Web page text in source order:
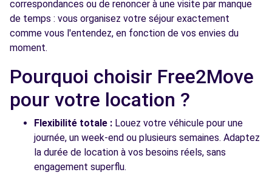
Voir l'agence
Free2move Rent - AUTOBERNARD ISERE -
EYBENS (DS)
km
38 AVENEU JEAN JAURES
Voir l'agence
correspondances ou de renoncer à une visite par manque
de temps : vous organisez votre séjour exactement
comme vous l'entendez, en fonction de vos envies du
moment.
Pourquoi choisir Free2Move
pour votre location ?
Flexibilité totale : Louez votre véhicule pour une
journée, un week-end ou plusieurs semaines. Adaptez
la durée de location à vos besoins réels, sans
engagement superflu.